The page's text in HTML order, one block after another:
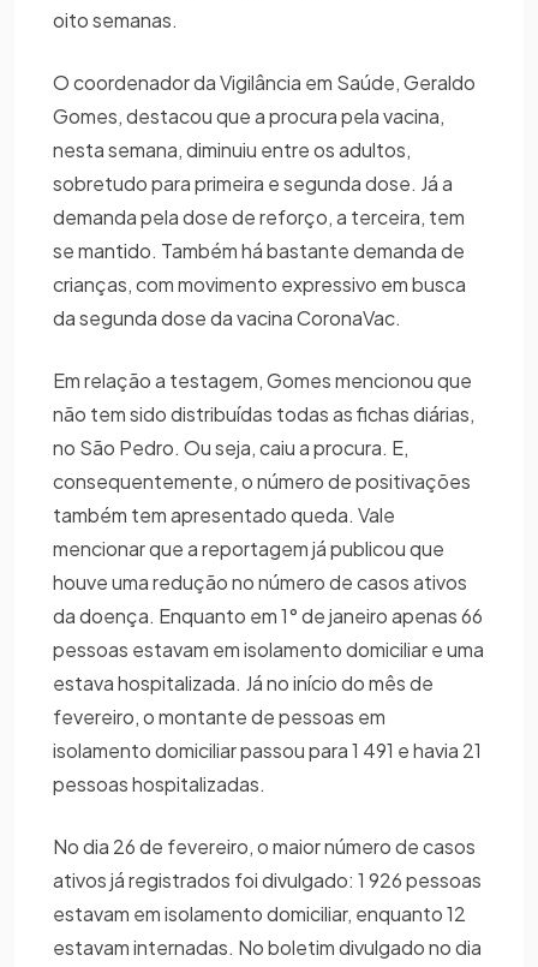
oito semanas.
O coordenador da Vigilância em Saúde, Geraldo
Gomes, destacou que a procura pela vacina,
nesta semana, diminuiu entre os adultos,
sobretudo para primeira e segunda dose. Já a
demanda pela dose de reforço, a terceira, tem
se mantido. Também há bastante demanda de
crianças, com movimento expressivo em busca
da segunda dose da vacina CoronaVac.
Em relação a testagem, Gomes mencionou que
não tem sido distribuídas todas as fichas diárias,
no São Pedro. Ou seja, caiu a procura. E,
consequentemente, o número de positivações
também tem apresentado queda. Vale
mencionar que a reportagem já publicou que
houve uma redução no número de casos ativos
da doença. Enquanto em 1° de janeiro apenas 66
pessoas estavam em isolamento domiciliar e uma
estava hospitalizada. Já no início do mês de
fevereiro, o montante de pessoas em
isolamento domiciliar passou para 1 491 e havia 21
pessoas hospitalizadas.
No dia 26 de fevereiro, o maior número de casos
ativos já registrados foi divulgado: 1 926 pessoas
estavam em isolamento domiciliar, enquanto 12
estavam internadas. No boletim divulgado no dia